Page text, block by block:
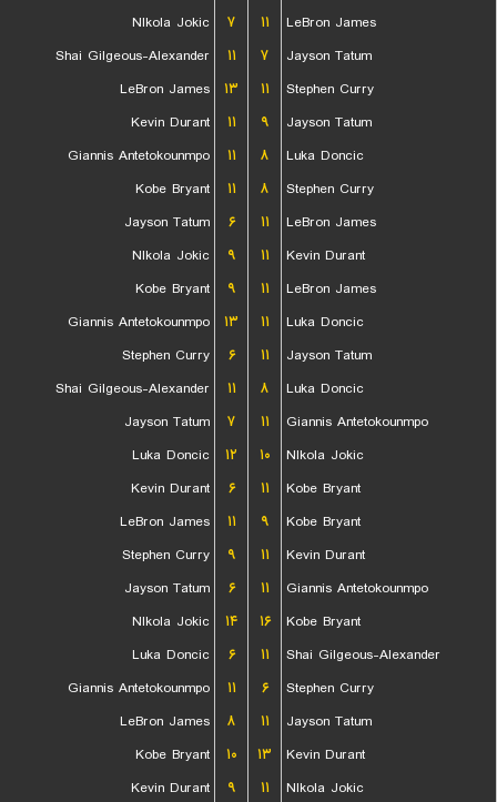
NIkola Jokic ۷ ۱۱
LeBron James
Shai Gilgeous-Alexander
۱۱ ۷
Jayson Tatum
LeBron James
۱۳ ۱۱
Stephen Curry
Kevin Durant
۱۱ ۹
Jayson Tatum
Giannis Antetokounmpo
۱۱ ۸
Luka Doncic
Kobe Bryant
۱۱ ۸
Stephen Curry
Jayson Tatum
۶ ۱۱
LeBron James
NIkola Jokic
۹ ۱۱
Kevin Durant
Kobe Bryant
۹ ۱۱
LeBron James
Giannis Antetokounmpo
۱۳ ۱۱
Luka Doncic
Stephen Curry
۶ ۱۱
Jayson Tatum
Shai Gilgeous-Alexander
۱۱ ۸
Luka Doncic
Jayson Tatum
۷ ۱۱
Giannis Antetokounmpo
Luka Doncic
۱۲ ۱۰
NIkola Jokic
Kevin Durant
۶ ۱۱
Kobe Bryant
LeBron James
۱۱ ۹
Kobe Bryant
Stephen Curry
۹ ۱۱
Kevin Durant
Jayson Tatum
۶ ۱۱
Giannis Antetokounmpo
NIkola Jokic
۱۴ ۱۶
Kobe Bryant
Luka Doncic
۶ ۱۱
Shai Gilgeous-Alexander
Giannis Antetokounmpo
۱۱ ۶
Stephen Curry
LeBron James
۸ ۱۱
Jayson Tatum
Kobe Bryant
۱۰ ۱۳
Kevin Durant
Kevin Durant
۹ ۱۱
NIkola Jokic